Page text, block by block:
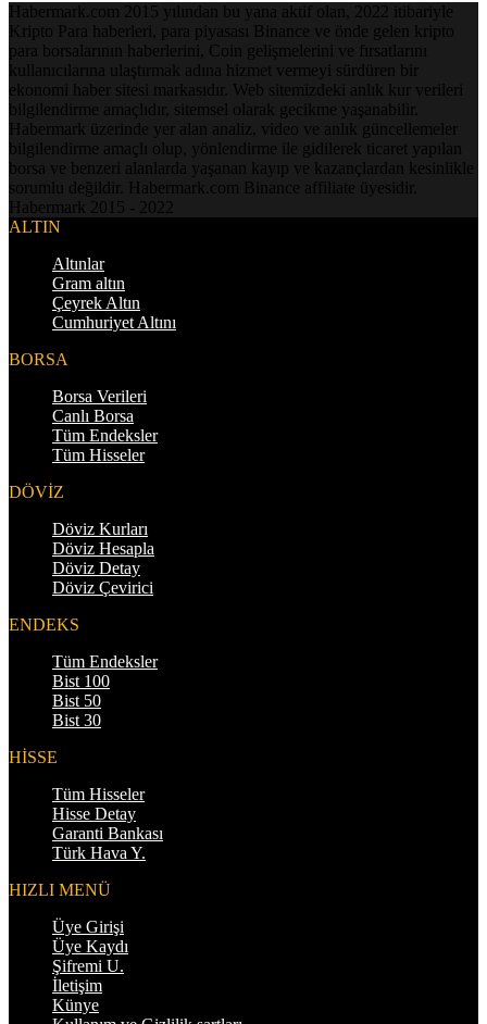
Habermark.com 2015 yılından bu yana aktif olan, 2022 itibariyle
Kripto Para haberleri, para piyasası Binance ve önde gelen kripto
para borsalarının haberlerini, Coin gelişmelerini ve fırsatlarını
kullanıcılarına ulaştırmak adına hizmet vermeyi sürdüren bir
ekonomi haber sitesi markasıdır. Web sitemizdeki anlık kur verileri
bilgilendirme amaçlıdır, sitemsel olarak gecikme yaşanabilir.
Habermark üzerinde yer alan analiz, video ve anlık güncellemeler
bilgilendirme amaçlı olup, yönlendirme ile gidilerek ticaret yapılan
borsa ve benzeri alanlarda yaşanan kayıp ve kazançlardan kesinlikle
sorumlu değildir. Habermark.com Binance affiliate üyesidir.
Habermark 2015 - 2022
ALTIN
Altınlar
Gram altın
Çeyrek Altın
Cumhuriyet Altını
BORSA
Borsa Verileri
Canlı Borsa
Tüm Endeksler
Tüm Hisseler
DÖVİZ
Döviz Kurları
Döviz Hesapla
Döviz Detay
Döviz Çevirici
ENDEKS
Tüm Endeksler
Bist 100
Bist 50
Bist 30
HİSSE
Tüm Hisseler
Hisse Detay
Garanti Bankası
Türk Hava Y.
HIZLI MENÜ
Üye Girişi
Üye Kaydı
Şifremi U.
İletişim
Künye